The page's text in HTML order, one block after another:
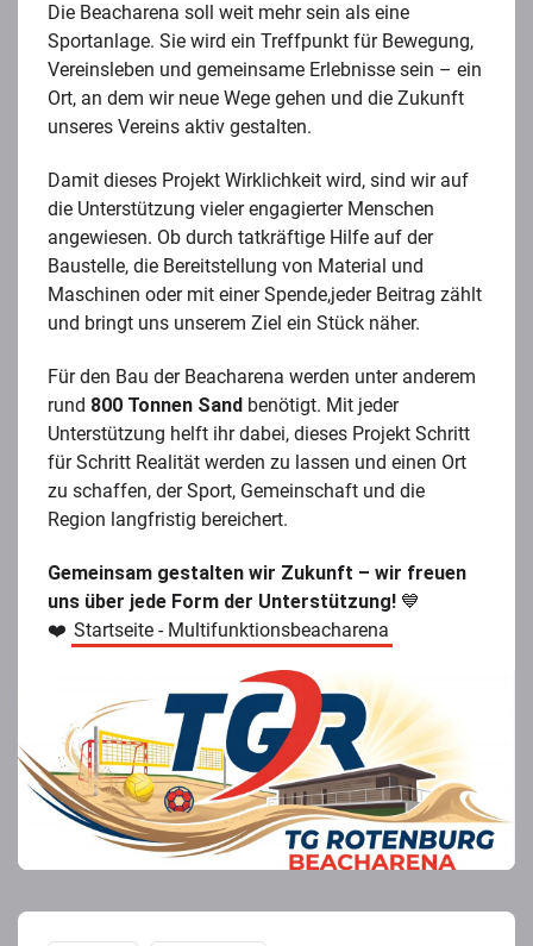
Die Beacharena soll weit mehr sein als eine
Sportanlage. Sie wird ein Treffpunkt für Bewegung,
Vereinsleben und gemeinsame Erlebnisse sein – ein
Ort, an dem wir neue Wege gehen und die Zukunft
unseres Vereins aktiv gestalten.
Damit dieses Projekt Wirklichkeit wird, sind wir auf
die Unterstützung vieler engagierter Menschen
angewiesen. Ob durch tatkräftige Hilfe auf der
Baustelle, die Bereitstellung von Material und
Maschinen oder mit einer Spende,jeder Beitrag zählt
und bringt uns unserem Ziel ein Stück näher.
Für den Bau der Beacharena werden unter anderem
rund 800 Tonnen Sand benötigt. Mit jeder
Unterstützung helft ihr dabei, dieses Projekt Schritt
für Schritt Realität werden zu lassen und einen Ort
zu schaffen, der Sport, Gemeinschaft und die
Region langfristig bereichert.
Gemeinsam gestalten wir Zukunft – wir freuen
uns über jede Form der Unterstützung! 💙
❤️ Startseite - Multifunktionsbeacharena